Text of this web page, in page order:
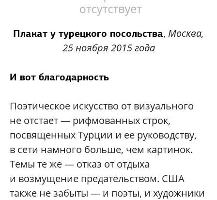
Плакат у турецкого посольства, Москва,
25 ноября 2015 года
И вот благодарность
Поэтическое искусство от визуального
не отстает — рифмованных строк,
посвященных Турции и ее руководству,
в сети намного больше, чем картинок.
Темы те же — отказ от отдыха
и возмущение предательством. США
также не забыты — и поэты, и художники